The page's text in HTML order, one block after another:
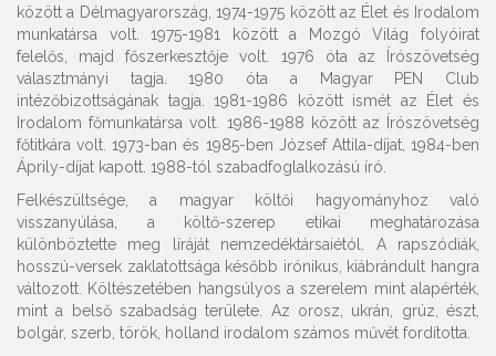
között a Délmagyarország, 1974-1975 között az Élet és Irodalom
munkatársa volt. 1975-1981 között a Mozgó Világ folyóirat
felelős, majd főszerkesztője volt. 1976 óta az Írószövetség
választmányi tagja. 1980 óta a Magyar PEN Club
intézőbizottságának tagja. 1981-1986 között ismét az Élet és
Irodalom főmunkatársa volt. 1986-1988 között az Írószövetség
főtitkára volt. 1973-ban és 1985-ben József Attila-díjat, 1984-ben
Áprily-díjat kapott. 1988-tól szabadfoglalkozású író.
Felkészültsége, a magyar költői hagyományhoz való
visszanyúlása, a költő-szerep etikai meghatározása
különböztette meg líráját nemzedéktársaiétól. A rapszódiák,
hosszú-versek zaklatottsága később irónikus, kiábrándult hangra
változott. Költészetében hangsúlyos a szerelem mint alapérték,
mint a belső szabadság területe. Az orosz, ukrán, grúz, észt,
bolgár, szerb, török, holland irodalom számos művét fordította.